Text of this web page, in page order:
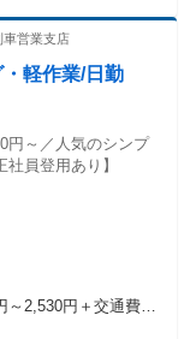
気軽にご応募くだ
営業支店
軽作業/日勤
円～／人気のシンプ
員登用あり】